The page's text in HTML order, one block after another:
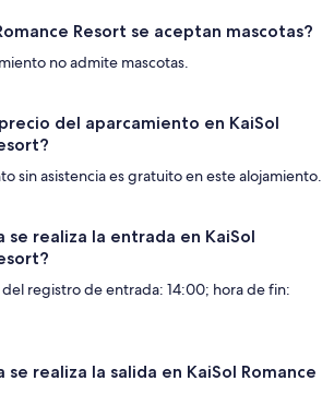
Resort se aceptan mascotas?
no admite mascotas.
del aparcamiento en KaiSol
sin asistencia es gratuito en este alojamiento.
se realiza la entrada en KaiSol
registro de entrada: 14:00; hora de fin:
se realiza la salida en KaiSol Romance